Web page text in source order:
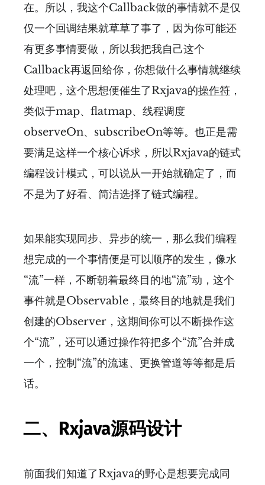
在。所以，我这个Callback做的事情就不是仅
仅一个回调结果就草草了事了，因为你可能还
有更多事情要做，所以我把我自己这个
Callback再返回给你，你想做什么事情就继续
处理吧，这个思想便催生了Rxjava的操作符 ，
类似于map、flatmap、线程调度
observeOn、subscribeOn等等。也正是需
要满足这样一个核心诉求，所以Rxjava的链式
编程设计模式，可以说从一开始就确定了，而
不是为了好看、简洁选择了链式编程。
如果能实现同步、异步的统一，那么我们编程
想完成的一个事情便是可以顺序的发生，像水
“流”一样，不断朝着最终目的地“流”动，这个
事件就是Observable，最终目的地就是我们
创建的Observer，这期间你可以不断操作这
个“流”，还可以通过操作符把多个“流”合并成
一个，控制“流”的流速、更换管道等等都是后
话。
二、Rxjava源码设计
前面我们知道了Rxjava的野心是想要完成同